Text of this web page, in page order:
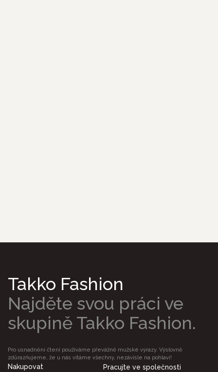
Takko Fashion
Najděte svou práci ve
skupině Takko Fashion.
Pro usnadnění čtení používáme převážně mužské výrazy. Výslovně
zdůrazňujeme, že u nás vítáme všechny, nezávisle na pohlaví!
Nakupovat Pracujte ve společnosti